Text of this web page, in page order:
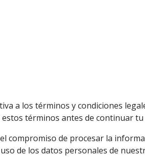
a los términos y condiciones
términos antes de continuar tu
compromiso de procesar la
de los datos personales de